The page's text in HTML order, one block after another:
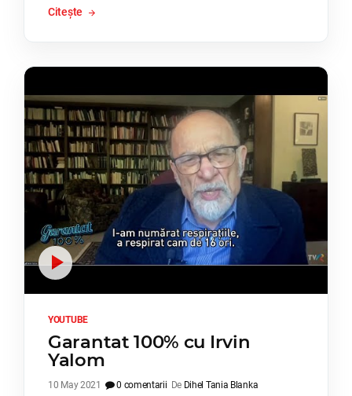
Citește
YOUTUBE
Garantat 100% cu Irvin
Yalom
10 May 2021 0 comentarii De Dihel Tania Blanka